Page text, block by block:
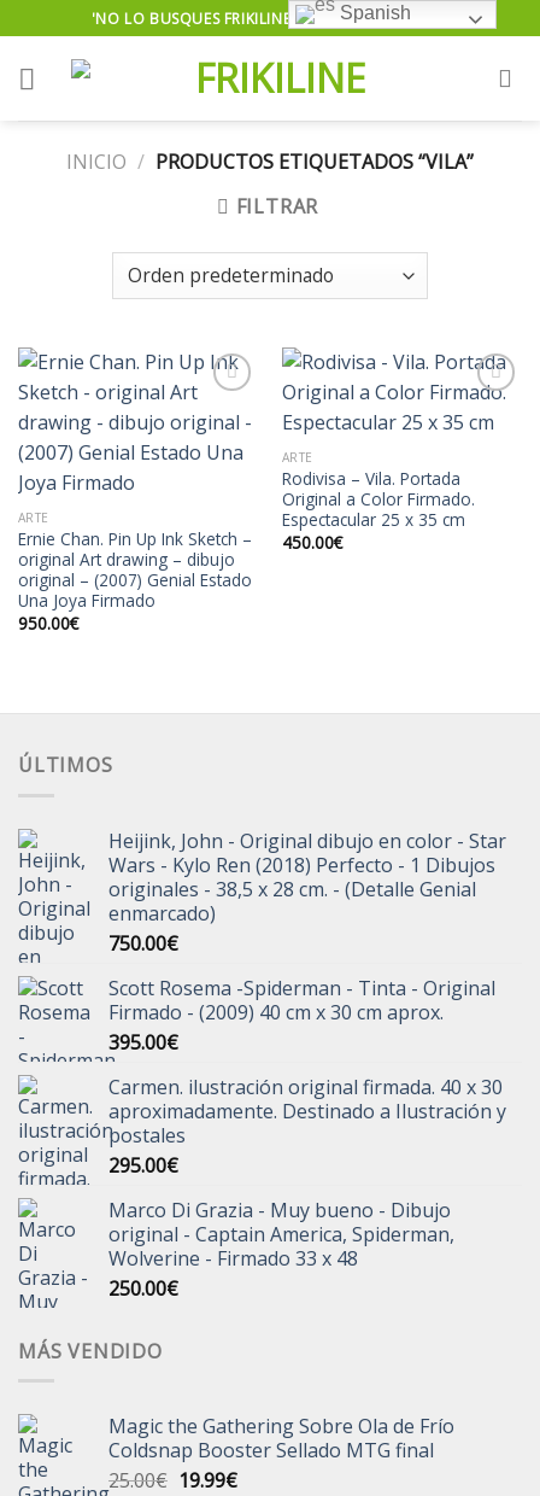
to
content
'NO LO BUSQUES FRIKILINE TE LO ENCUENTRA'...
INICIO / PRODUCTOS ETIQUETADOS “VILA”
FILTRAR
Añadir
ARTE
Ernie Chan. Pin Up Ink Sketch –
original Art drawing – dibujo
original – (2007) Genial Estado
Una Joya Firmado
950.00€
deseos
ARTE
Rodivisa – Vila. Portada
Original a Color Firmado.
Espectacular 25 x 35 cm
450.00€
ÚLTIMOS
Heijink, John - Original dibujo en color - Star
Wars - Kylo Ren (2018) Perfecto - 1 Dibujos
originales - 38,5 x 28 cm. - (Detalle Genial
enmarcado)
750.00€
Scott Rosema -Spiderman - Tinta - Original
Firmado - (2009) 40 cm x 30 cm aprox.
395.00€
Carmen. ilustración original firmada. 40 x 30
aproximadamente. Destinado a Ilustración y
postales
295.00€
Marco Di Grazia - Muy bueno - Dibujo
original - Captain America, Spiderman,
Wolverine - Firmado 33 x 48
250.00€
MÁS VENDIDO
Magic the Gathering Sobre Ola de Frío
Coldsnap Booster Sellado MTG final
25.00€ El
19.99€El
Spanish